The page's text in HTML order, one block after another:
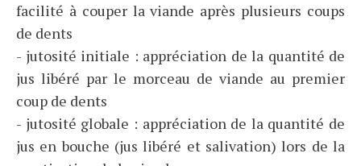
facilité à couper la viande après plusieurs coups
de dents
- jutosité initiale : appréciation de la quantité de
jus libéré par le morceau de viande au premier
coup de dents
- jutosité globale : appréciation de la quantité de
jus en bouche (jus libéré et salivation) lors de la